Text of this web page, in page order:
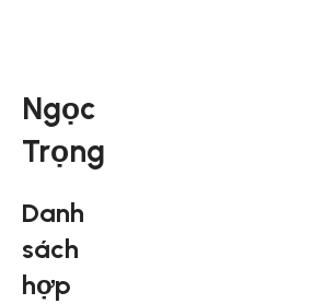
Ngọc
Trọng
Danh
sách
hợp